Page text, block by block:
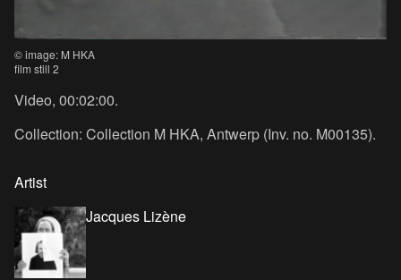
© image: M HKA
film still 2
Video, 00:02:00.
Collection: Collection M HKA, Antwerp (Inv. no. M00135).
Artist
Jacques Lizène